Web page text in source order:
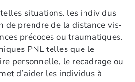
situations, les individus
de prendre de la distance vis-
précoces ou traumatiques.
PNL telles que le
personnelle, le recadrage ou
d’aider les individus à